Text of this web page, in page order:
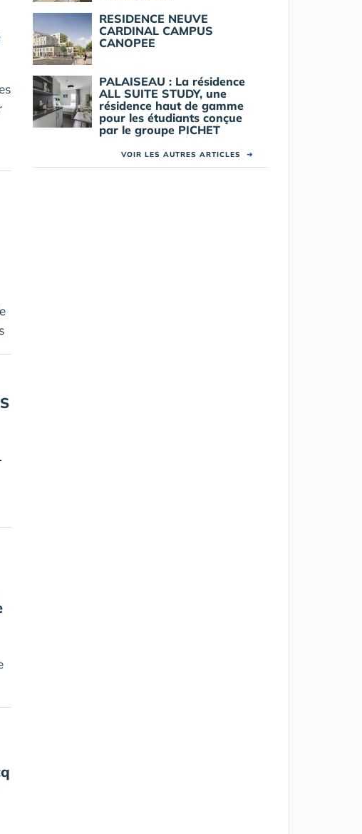
RESIDENCE NEUVE
CARDINAL CAMPUS
CANOPEE
PALAISEAU : La résidence
ALL SUITE STUDY, une
résidence haut de gamme
pour les étudiants conçue
par le groupe PICHET
VOIR LES AUTRES ARTICLES ➜